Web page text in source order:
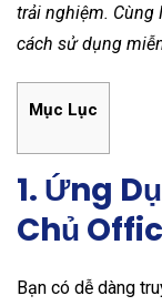
trải nghiệm. Cùng
cách sử dụng
Mục Lục
1. Ứng
Chủ
Bạn có dễ dàng